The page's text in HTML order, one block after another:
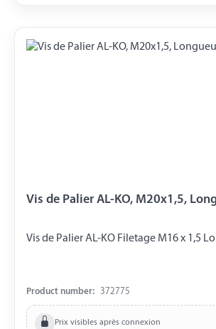
Vis de Palier AL-KO, M20x1,5,
Vis de Palier AL-KO Filetage M16 x 1,5
Product number: 372775
Prix visibles après connexion